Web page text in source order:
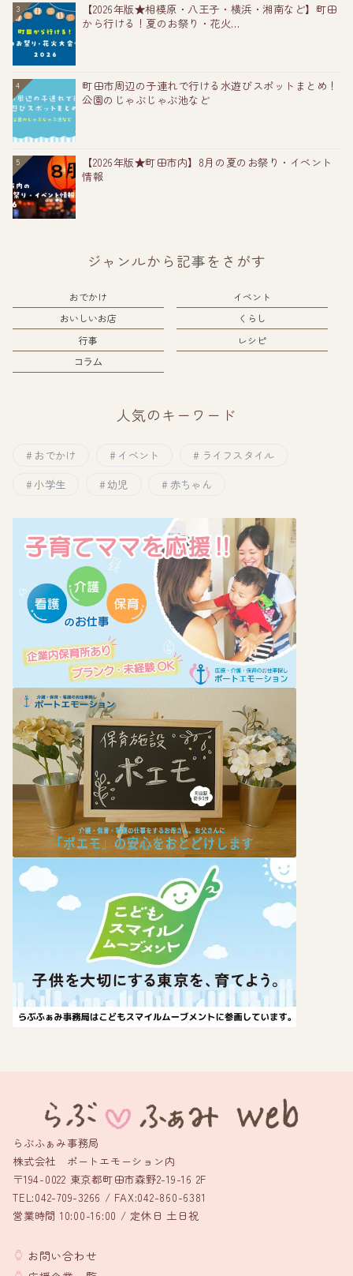
3
【2026年版★相模原・八王子・横浜・湘南など】町田
から行ける！夏のお祭り・花火...
4
町田市周辺の子連れで行ける水遊びスポットまとめ！
公園のじゃぶじゃぶ池など
5
【2026年版★町田市内】8月の夏のお祭り・イベント
情報
ジャンルから記事をさがす
おでかけ
イベント
おいしいお店
くらし
行事
レシピ
コラム
人気のキーワード
おでかけ イベント
ライフスタイル
小学生
幼児 赤ちゃん
らぶふぁみ事務局
株式会社 ポートエモーション内
〒194-0022 東京都町田市森野2-19-16 2F
TEL:042-709-3266 / FAX:042-860-6381
営業時間 10:00-16:00 / 定休日 土日祝
お問い合わせ